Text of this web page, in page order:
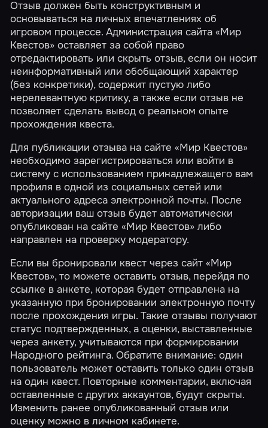
Отзыв должен быть конструктивным и
основываться на личных впечатлениях об
игровом процессе. Администрация сайта «Мир
Квестов» оставляет за собой право
отредактировать или скрыть отзыв, если он носит
неинформативный или обобщающий характер
(без конкретики), содержит пустую либо
нерелевантную критику, а также если отзыв не
позволяет сделать вывод о реальном опыте
прохождения квеста.
Для публикации отзыва на сайте «Мир Квестов»
необходимо зарегистрироваться или войти в
систему с использованием принадлежащего вам
профиля в одной из социальных сетей или
актуального адреса электронной почты. После
авторизации ваш отзыв будет автоматически
опубликован на сайте «Мир Квестов» либо
направлен на проверку модератору.
Если вы бронировали квест через сайт «Мир
Квестов», то можете оставить отзыв, перейдя по
ссылке в анкете, которая будет отправлена на
указанную при бронировании электронную почту
после прохождения игры. Такие отзывы получают
статус подтвержденных, а оценки, выставленные
через анкету, учитываются при формировании
Народного рейтинга. Обратите внимание: один
пользователь может оставить только один отзыв
на один квест. Повторные комментарии, включая
оставленные с других аккаунтов, будут скрыты.
Изменить ранее опубликованный отзыв или
оценку можно вличном кабинете.